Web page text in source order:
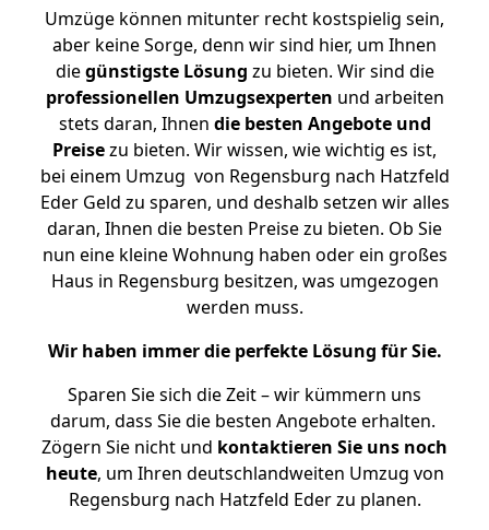
Umzüge können mitunter recht kostspielig sein,
aber keine Sorge, denn wir sind hier, um Ihnen
diegünstigste Lösung zu bieten. Wir sind die
professionellen Umzugsexperten und arbeiten
stets daran, Ihnen die besten Angebote und
Preisezu bieten. Wir wissen, wie wichtig es ist,
bei einem Umzug von Regensburg nach Hatzfeld
Eder Geld zu sparen, und deshalb setzen wir alles
daran, Ihnen die besten Preise zu bieten. Ob Sie
nun eine kleine Wohnung haben oder ein großes
Haus in Regensburg besitzen, was umgezogen
werden muss.
Wir haben immer die perfekte Lösung für Sie.
Sparen Sie sich die Zeit – wir kümmern uns
darum, dass Sie die besten Angebote erhalten.
Zögern Sie nicht und kontaktieren Sie uns noch
heute, um Ihren deutschlandweiten Umzug von
Regensburg nach Hatzfeld Eder zu planen.